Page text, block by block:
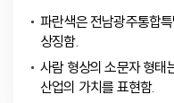
파란색은 전남광주통합
상징함.
사람 형상의 소문자 형태
산업의 가치를 표현함.